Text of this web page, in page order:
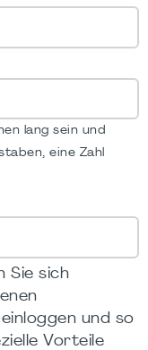
lang sein und
eine Zahl
Sie sich
und so
Vorteile